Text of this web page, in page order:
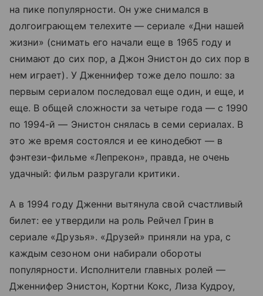
на пике популярности. Он уже снимался в
долгоиграющем телехите — сериале «Дни нашей
жизни» (снимать его начали еще в 1965 году и
снимают до сих пор, а Джон Энистон до сих пор в
нем играет). У Дженнифер тоже дело пошло: за
первым сериалом последовал еще один, и еще, и
еще. В общей сложности за четыре года — с 1990
по 1994-й — Энистон снялась в семи сериалах. В
это же время состоялся и ее кинодебют — в
фэнтези-фильме «Лепрекон», правда, не очень
удачный: фильм разругали критики.
А в 1994 году Дженни вытянула свой счастливый
билет: ее утвердили на роль Рейчел Грин в
сериале «Друзья». «Друзей» приняли на ура, с
каждым сезоном они набирали обороты
популярности. Исполнители главных ролей —
Дженнифер Энистон, Кортни Кокс, Лиза Кудроу,